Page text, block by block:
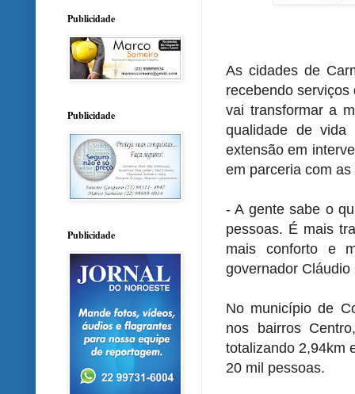
As cidades de
recebendo
vai transformar a
qualidade de
extensão em
em parceria com
- A gente sabe o
pessoas. É mais
mais conforto e
governador Cláudio
No município de
nos bairros
totalizando 2,94km
20 mil pessoas.
Publicidade
Publicidade
Publicidade